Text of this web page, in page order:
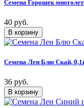
Семена Горошек
40 руб.
Семена Лен Блю Скай,
36 руб.